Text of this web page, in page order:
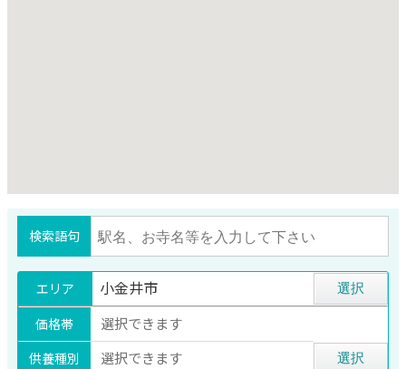
検索語句
エリア 小金井市 選択
価格帯 選択できます
供養種別 選択できます 選択